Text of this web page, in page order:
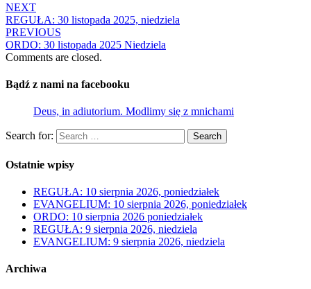
NEXT
REGUŁA: 30 listopada 2025, niedziela
PREVIOUS
ORDO: 30 listopada 2025 Niedziela
Comments are closed.
Bądź z nami na facebooku
Deus, in adiutorium. Modlimy się z mnichami
Search for: Search
Ostatnie wpisy
REGUŁA: 10 sierpnia 2026, poniedziałek
EVANGELIUM: 10 sierpnia 2026, poniedziałek
ORDO: 10 sierpnia 2026 poniedziałek
REGUŁA: 9 sierpnia 2026, niedziela
EVANGELIUM: 9 sierpnia 2026, niedziela
Archiwa